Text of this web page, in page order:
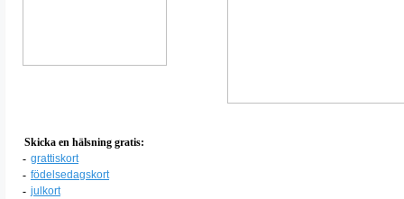
Skicka en hälsning gratis:
- grattiskort
- födelsedagskort
- julkort